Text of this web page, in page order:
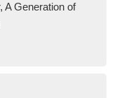
A Generation of